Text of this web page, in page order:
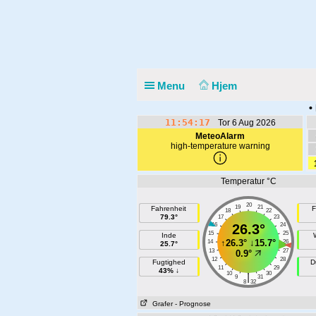
Menu Hjem
11:54:17
Tor 6 Aug 2026
MeteoAlarm
high-temperature warning
Temperatur °C
Fahrenheit
79.3°
Inde
25.7°
Fugtighed
43% ↓
20
19 21
18
22
17
23
16
24
15
25
14
26
13
27
12
28
11
29
10
30
9 31
|
8 32
26.3°
↑26.3° ↓15.7°
0.9°
Grafer - Prognose